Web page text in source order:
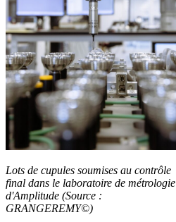
Lots de cupules soumises au contrôle
final dans le laboratoire de métrologie
d'Amplitude (Source :
GRANGEREMY©)